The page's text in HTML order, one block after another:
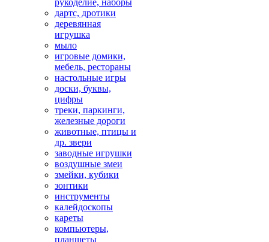
рукоделие, наборы
дартс, дротики
деревянная
игрушка
мыло
игровые домики,
мебель, рестораны
настольные игры
доски, буквы,
цифры
треки, паркинги,
железные дороги
животные, птицы и
др. звери
заводные игрушки
воздушные змеи
змейки, кубики
зонтики
инструменты
калейдоскопы
кареты
компьютеры,
планшеты